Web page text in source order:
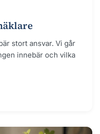
stort ansvar. Vi går
innebär och vilka